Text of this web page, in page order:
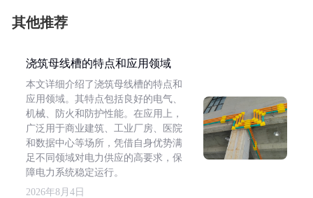
其他推荐
浇筑母线槽的特点和应用领域
本文详细介绍了浇筑母线槽的特点和
应用领域。其特点包括良好的电气、
机械、防火和防护性能。在应用上，
广泛用于商业建筑、工业厂房、医院
和数据中心等场所，凭借自身优势满
足不同领域对电力供应的高要求，保
障电力系统稳定运行。
2026年8月4日